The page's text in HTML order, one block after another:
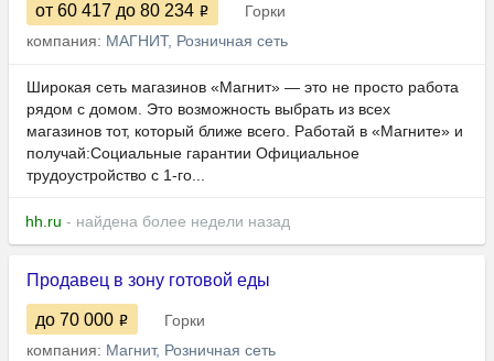
от 60 417 до 80 234
Горки
компания: МАГНИТ, Розничная сеть
Широкая сеть магазинов «Магнит» — это не просто работа
рядом с домом. Это возможность выбрать из всех
магазинов тот, который ближе всего. Работай в «Магните» и
получай:Социальные гарантии Официальное
трудоустройство с 1-го...
hh.ru - найдена более недели назад
Продавец в зону готовой еды
до 70 000
Горки
компания: Магнит, Розничная сеть